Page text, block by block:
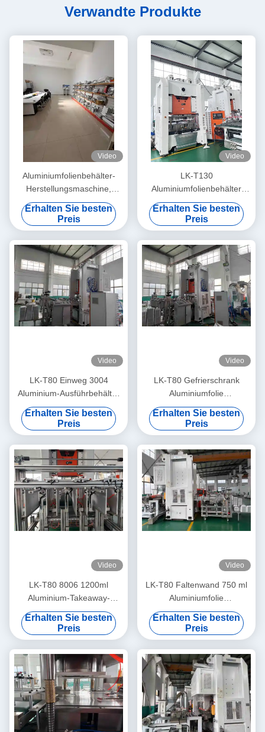
Verwandte Produkte
Video
Aluminiumfolienbehälter-
Herstellungsmaschine,
recycelbar, glatte Wand,
rechteckig, zum Backen
Erhalten Sie besten
Preis
Video
LK-T130
Aluminiumfolienbehälter
Einweg rechteckig
Umweltfreundlich 1 LB
Folienpfanne
Erhalten Sie besten
Preis
Video
LK-T80 Einweg 3004
Aluminium-Ausführbehälter
6A Folienherstellmaschine
Erhalten Sie besten
Preis
Video
LK-T80 Gefrierschrank
Aluminiumfolie
Lebensmittelbehälter 1000
Ml Umweltfreundliche
Herstellmaschine
Erhalten Sie besten
Preis
Video
LK-T80 8006 1200ml
Aluminium-Takeaway-
Behälter, rechteckig, Einweg,
Lebensmittelherstellungsmaschine
Erhalten Sie besten
Preis
Video
LK-T80 Faltenwand 750 ml
Aluminiumfolie
Lebensmittelbehälter ohne
Farbverblendung Maschine
Erhalten Sie besten
Preis